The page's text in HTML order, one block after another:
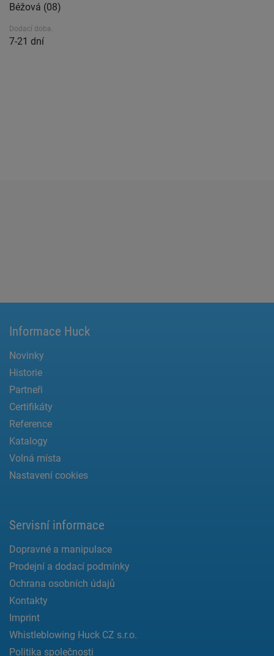
Béžová (08)
Dodací doba.
7-21 dní
Informace Huck
Novinky
Historie
Partneři
Certifikáty
Reference
Katalogy
Volná místa
Nastavení cookies
Servisní informace
Dopravné a manipulace
Prodejní a dodací podmínky
Ochrana osobních údajů
Kontakty
Imprint
Whistleblowing Huck CZ s.r.o.
Politika společnosti